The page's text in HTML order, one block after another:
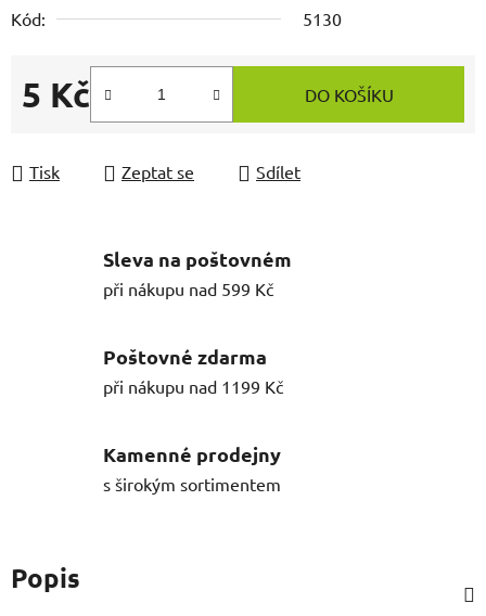
Kód:
5130
5 Kč
Měrná cena:
DO KOŠÍKU
Tisk Zeptat se Sdílet
Sleva na poštovném
při nákupu nad 599 Kč
Poštovné zdarma
při nákupu nad 1199 Kč
Kamenné prodejny
s širokým sortimentem
Popis